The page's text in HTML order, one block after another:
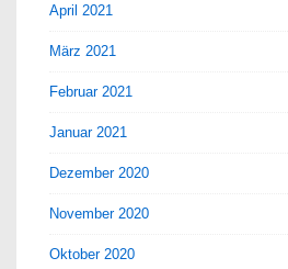
April 2021
März 2021
Februar 2021
Januar 2021
Dezember 2020
November 2020
Oktober 2020